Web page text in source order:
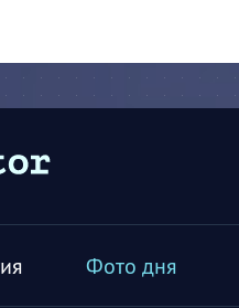
Фото дня